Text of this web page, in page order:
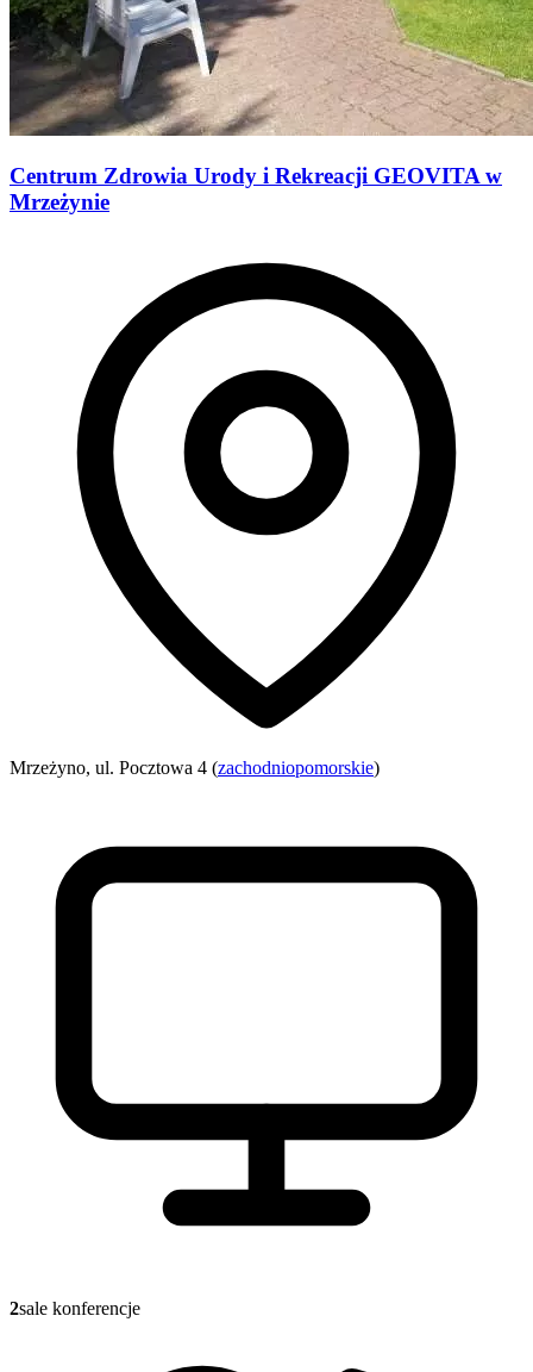
Centrum Zdrowia Urody i Rekreacji GEOVITA w
Mrzeżynie
Mrzeżyno, ul. Pocztowa 4 (zachodniopomorskie)
2sale konferencje